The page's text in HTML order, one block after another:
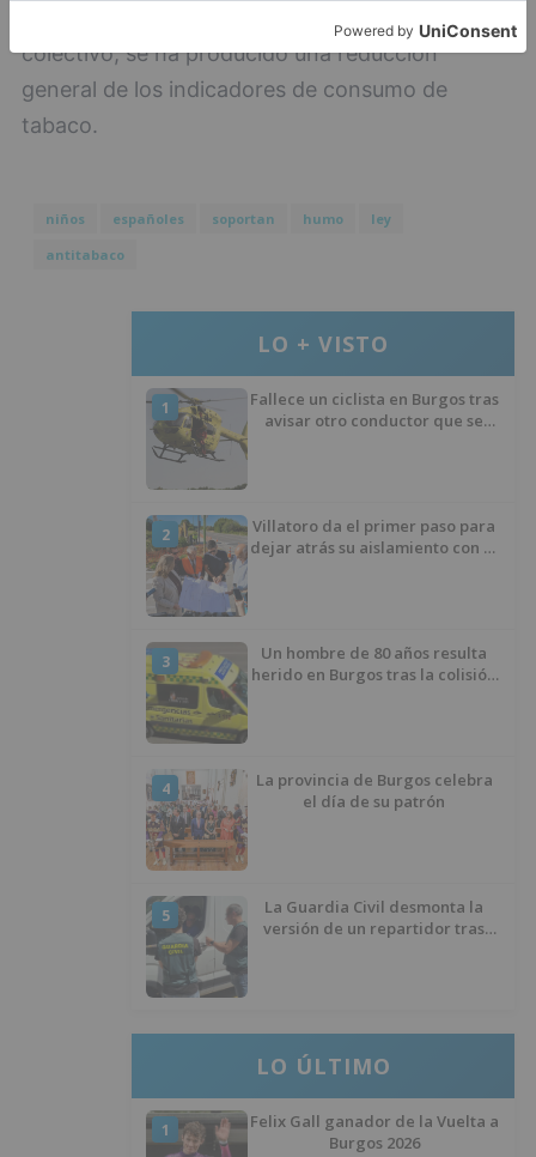
colectivo, se ha producido una reducción
general de los indicadores de consumo de
tabaco.
niños españoles soportan humo
ley
antitabaco
LO + VISTO
1
Fallece un ciclista en Burgos tras
avisar otro conductor que se
2
Villatoro da el primer paso para
dejar atrás su aislamiento con el
3
Un hombre de 80 años resulta
herido en Burgos tras la colisión
4
La provincia de Burgos celebra
el día de su patrón
5
La Guardia Civil desmonta la
versión de un repartidor tras
LO ÚLTIMO
1
Felix Gall ganador de la Vuelta a
Burgos 2026